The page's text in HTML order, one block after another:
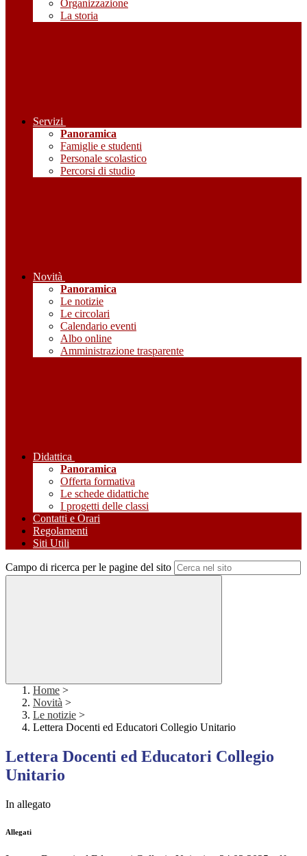
Organizzazione
La storia
Servizi
Panoramica
Famiglie e studenti
Personale scolastico
Percorsi di studio
Novità
Panoramica
Le notizie
Le circolari
Calendario eventi
Albo online
Amministrazione trasparente
Didattica
Panoramica
Offerta formativa
Le schede didattiche
I progetti delle classi
Contatti e Orari
Regolamenti
Siti Utili
Campo di ricerca per le pagine del sito
Home >
Novità >
Le notizie >
Lettera Docenti ed Educatori Collegio Unitario
Lettera Docenti ed Educatori Collegio
Unitario
In allegato
Allegati